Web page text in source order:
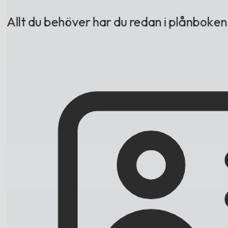
Allt du behöver har du redan i plånboken